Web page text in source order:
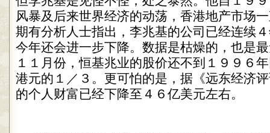
风暴及后来世界经济的动荡，香港地产市场
期有分析人士指出，李兆基的公司已经连续
今年还会进一步下降。数据是枯燥的，也是
１１月份，恒基兆业的股价还不到１９９６
港元的１／３。更可怕的是，据《远东经济
的个人财富已经下降至４６亿美元左右。